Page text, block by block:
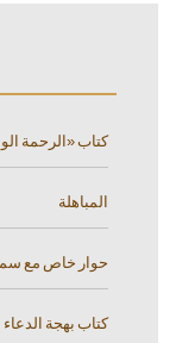
كتاب «الرحمة
المباهلة
حوار خاص مع
كتاب بهجة الدعاء